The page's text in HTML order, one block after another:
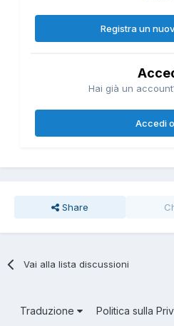
Registra un
Hai già un
Accedi
Share
Vai alla lista discussioni
Traduzione Politica sulla